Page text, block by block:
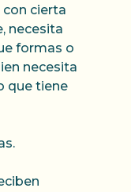
con cierta
necesita
formas o
necesita
que tiene